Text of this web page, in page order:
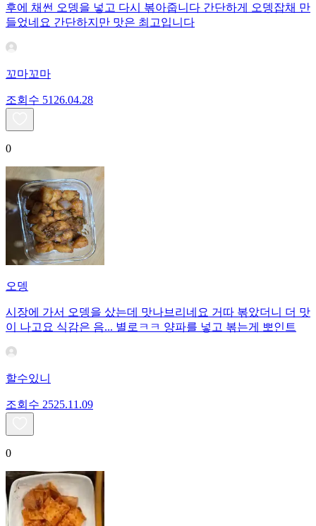
후에 채썬 오뎅을 넣고 다시 볶아줍니다 간단하게 오뎅잡채 만
들었네요 간단하지만 맛은 최고입니다
꼬마꼬마
조회수 51 26.04.28
0
오뎅
시장에 가서 오뎅을 샀는데 맛나브리네요 거따 볶았더니 더 맛
이 나고요 식감은 음... 별로ㅋㅋ 양파를 넣고 볶는게 뽀인트
할수있니
조회수 2525.11.09
0